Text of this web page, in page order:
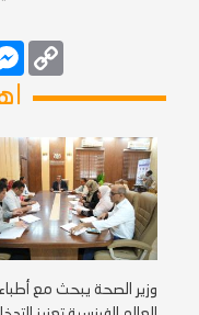
Copy
Link
وزير الصحة يبحث مع أطباء